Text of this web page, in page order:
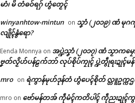
မာံ၊ မိ တံဓဝ်ရဂှ် ဟွံတၟေၚ်
winyanhtow-mintun on သၞာံ (၂၀၁၉) ဏံ မုဂ
လျိုၚ်နွံရော?
Eenda Monnya on အပ္ဍဲသၞာံ (၂၀၁၇) ဏံ သၟာကမၠေ
ဗၞတ်လၟိဟ်ပန်ဠက်ဘာ် လုပ်စိုပ်ကၠုၚ် ပ္ဍဲတွဵုရးဍုၚ်မန်
mro on ရဲကွာန်မုဟ်ဒုန်တံ ဟွံပေၚ်စိုတ် လ္တူဥက္က
mro on ဗော်မန်တအ် ကဵုမံၚ်ကတိပါၚ် ကဵုညးဍုၚ်